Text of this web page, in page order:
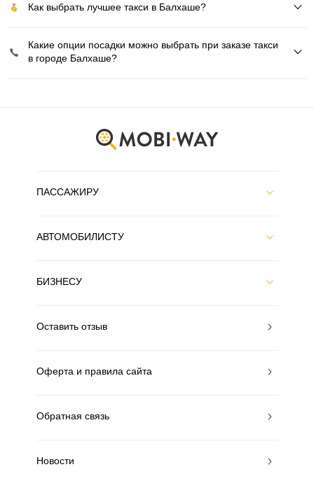
Как выбрать лучшее такси в Балхаше?
Какие опции посадки можно выбрать при заказе такси
в городе Балхаше?
ПАССАЖИРУ
АВТОМОБИЛИСТУ
БИЗНЕСУ
Оставить отзыв
Оферта и правила сайта
Обратная связь
Новости